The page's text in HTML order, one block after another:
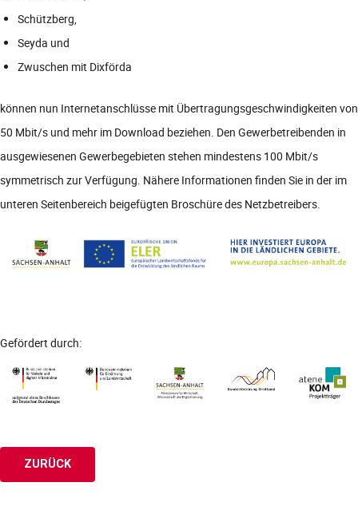
Schützberg,
Seyda und
Zwuschen mit Dixförda
können nun Internetanschlüsse mit Übertragungsgeschwindigkeiten von
50 Mbit/s und mehr im Download beziehen. Den Gewerbetreibenden in
ausgewiesenen Gewerbegebieten stehen mindestens 100 Mbit/s
symmetrisch zur Verfügung. Nähere Informationen finden Sie in der im
unteren Seitenbereich beigefügten Broschüre des Netzbetreibers.
Gefördert durch:
ZURÜCK